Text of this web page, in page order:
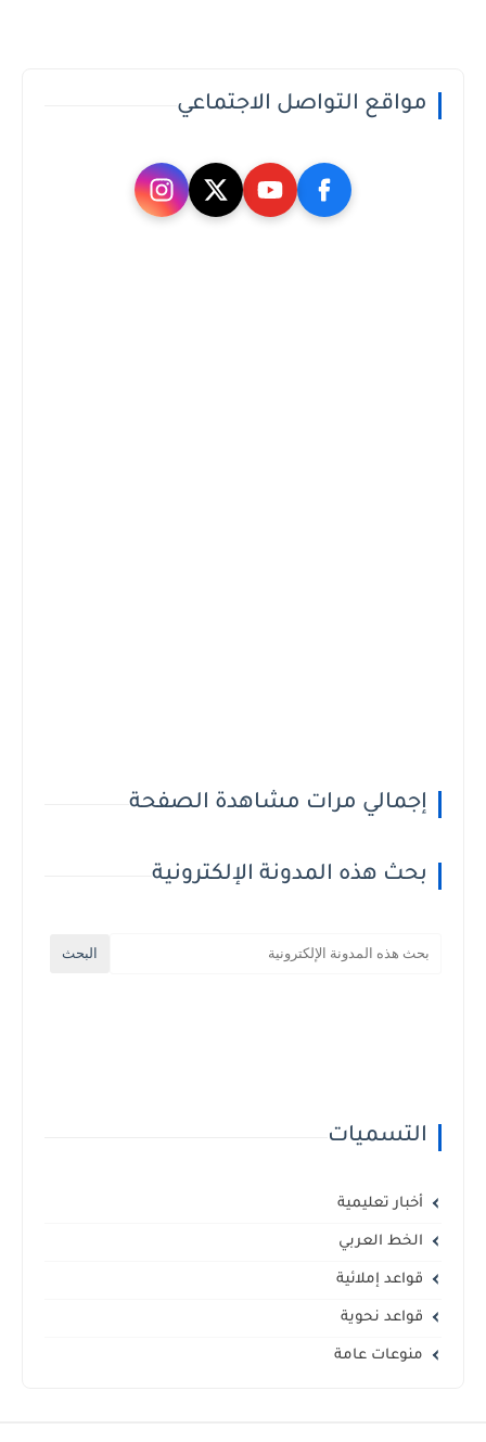
مواقع التواصل الاجتماعي
إجمالي مرات مشاهدة الصفحة
بحث هذه المدونة الإلكترونية
التسميات
أخبار تعليمية
الخط العربي
قواعد إملائية
قواعد نحوية
منوعات عامة